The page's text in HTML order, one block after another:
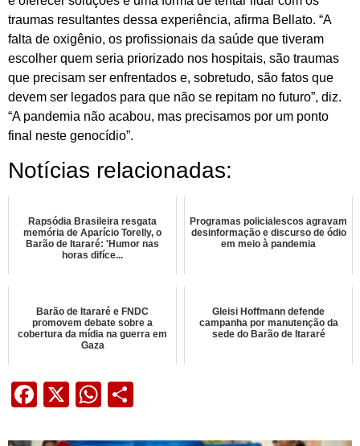
traumas resultantes dessa experiência, afirma Bellato. “A
falta de oxigênio, os profissionais da saúde que tiveram
escolher quem seria priorizado nos hospitais, são traumas
que precisam ser enfrentados e, sobretudo, são fatos que
devem ser legados para que não se repitam no futuro”, diz.
“A pandemia não acabou, mas precisamos por um ponto
final neste genocídio”.
Notícias relacionadas:
Rapsódia Brasileira resgata
memória de Aparício Torelly, o
Barão de Itararé: 'Humor nas
horas difíce...
Programas policialescos agravam
desinformação e discurso de ódio
em meio à pandemia
Barão de Itararé e FNDC
promovem debate sobre a
cobertura da mídia na guerra em
Gaza
Gleisi Hoffmann defende
campanha por manutenção da
sede do Barão de Itararé
Facebook
X WhatsApp